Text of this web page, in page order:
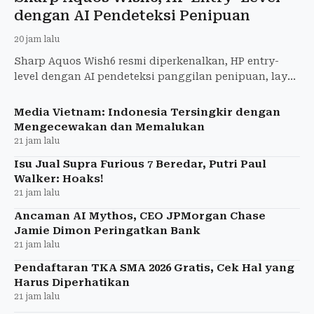
dengan AI Pendeteksi Penipuan
20 jam lalu
Sharp Aquos Wish6 resmi diperkenalkan, HP entry-
level dengan AI pendeteksi panggilan penipuan, layar
September 20
Media Vietnam: Indonesia Tersingkir dengan
Mengecewakan dan Memalukan
21 jam lalu
Isu Jual Supra Furious 7 Beredar, Putri Paul
Walker: Hoaks!
21 jam lalu
Ancaman AI Mythos, CEO JPMorgan Chase
Jamie Dimon Peringatkan Bank
21 jam lalu
Pendaftaran TKA SMA 2026 Gratis, Cek Hal yang
Harus Diperhatikan
21 jam lalu